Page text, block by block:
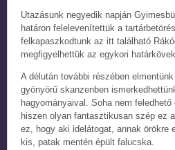
Utazásunk negyedik napján
határon felelevenítettük a
felkapaszkodtunk az itt található
megfigyelhettük az egykori
A délután további részében
gyönyörű skanzenben
hagyományaival. Soha nem
hiszen olyan fantasztikusan szép ez
ez, hogy aki idelátogat, annak örökre
kis, patak mentén épült falucska.